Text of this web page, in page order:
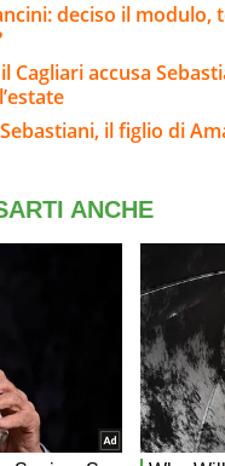
deciso il modulo,
Cagliari accusa
il figlio di